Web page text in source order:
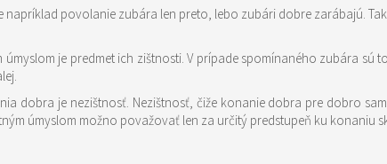
napríklad povolanie zubára len preto, lebo zubári dobre zarábajú.
je predmet ich zištnosti. V prípade spomínaného zubára sú
dobra je nezištnosť. Nezištnosť, čiže konanie dobra pre dobro
úmyslom možno považovať len za určitý predstupeň ku konaniu